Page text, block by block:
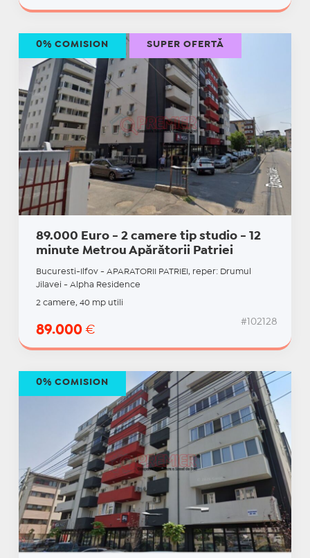
89.000 Euro - 2 camere tip studio - 12
minute Metrou Apărătorii Patriei
Bucuresti-Ilfov - APARATORII PATRIEI, reper: Drumul
Jilavei - Alpha Residence
2 camere, 40 mp utili
89.000 €
#102128
0% COMISION SUPER OFERTĂ
0% COMISION